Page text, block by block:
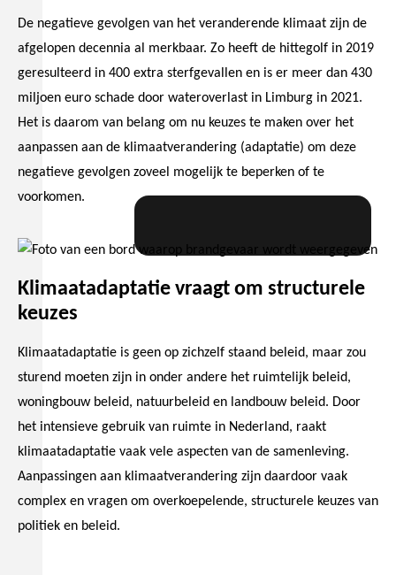
De negatieve gevolgen van het veranderende klimaat zijn de
afgelopen decennia al merkbaar. Zo heeft de hittegolf in 2019
geresulteerd in 400 extra sterfgevallen en is er meer dan 430
miljoen euro schade door wateroverlast in Limburg in 2021.
Het is daarom van belang om nu keuzes te maken over het
aanpassen aan de klimaatverandering (adaptatie) om deze
negatieve gevolgen zoveel mogelijk te beperken of te
voorkomen.
Klimaatadaptatie vraagt om structurele
keuzes
Klimaatadaptatie is geen op zichzelf staand beleid, maar zou
sturend moeten zijn in onder andere het ruimtelijk beleid,
woningbouw beleid, natuurbeleid en landbouw beleid. Door
het intensieve gebruik van ruimte in Nederland, raakt
klimaatadaptatie vaak vele aspecten van de samenleving.
Aanpassingen aan klimaatverandering zijn daardoor vaak
complex en vragen om overkoepelende, structurele keuzes van
politiek en beleid.